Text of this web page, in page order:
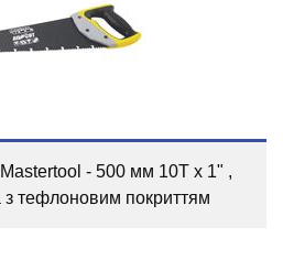
- 500 мм 10T х 1" ,
з тефлоновим покриттям